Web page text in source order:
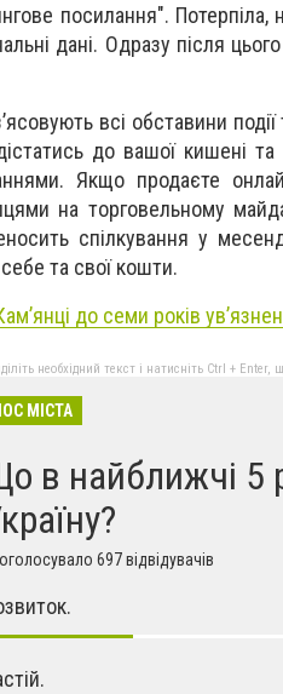
посилання".
дані. Одразу після
всі обставини
до вашої кишені
Якщо продаєте
на торговельному
спілкування у
та свої кошти.
до семи років
необхідний текст і натисніть Ctrl + Enter,
МІСТА
в найближчі 5
697 відвідувачів